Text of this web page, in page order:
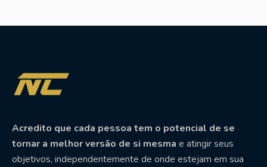
Acredito que cada pessoa tem o potencial de se
tornar a melhor versão de si mesma e atingir seus
objetivos, independentemente de onde estejam em sua